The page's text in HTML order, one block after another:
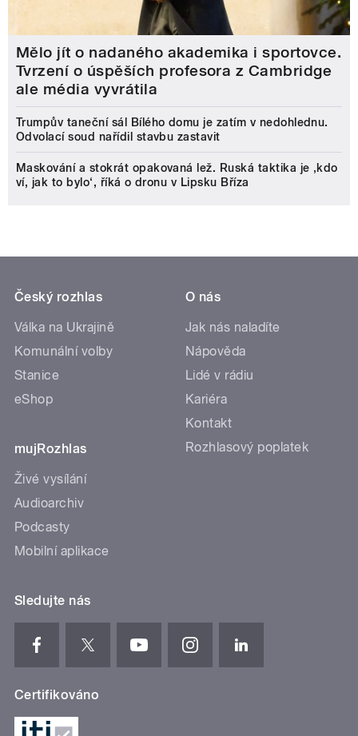
Mělo jít o nadaného akademika i sportovce.
Tvrzení o úspěších profesora z Cambridge
ale média vyvrátila
Trumpův taneční sál Bílého domu je zatím v nedohlednu.
Odvolací soud nařídil stavbu zastavit
Maskování a stokrát opakovaná lež. Ruská taktika je ‚kdo
ví, jak to bylo‘, říká o dronu v Lipsku Bříza
Český rozhlas
Válka na Ukrajině
Komunální volby
Stanice
eShop
mujRozhlas
Živé vysílání
Audioarchiv
Podcasty
Mobilní aplikace
O nás
Jak nás naladíte
Nápověda
Lidé v rádiu
Kariéra
Kontakt
Rozhlasový poplatek
Sledujte nás
Certifikováno